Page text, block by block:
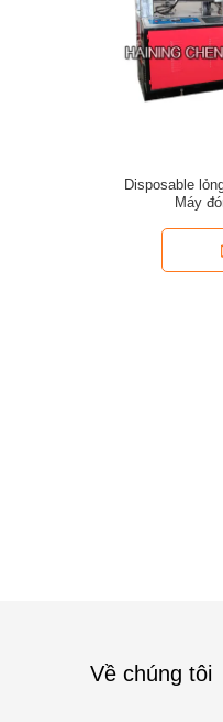
Disposable
Máy
Về chúng tôi